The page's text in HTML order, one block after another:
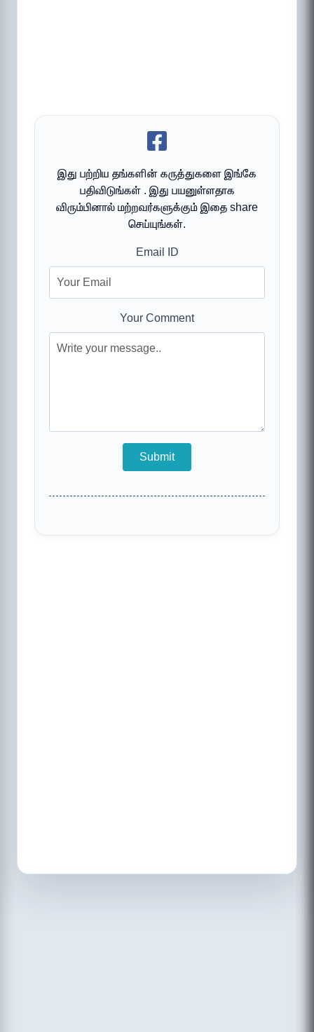
இது பற்றிய தங்களின் கருத்துகளை இங்கே
பதிவிடுங்கள் . இது பயனுள்ளதாக
விரும்பினால் மற்றவர்களுக்கும் இதை share
செய்யுங்கள்.
Email ID
Your Comment